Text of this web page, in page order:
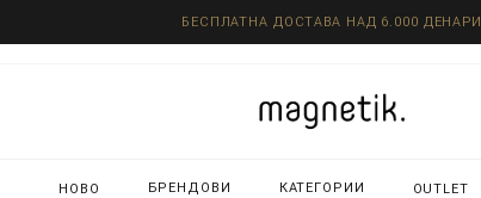
БЕСПЛАТНА ДОСТАВА НАД 6.000 ДЕНАРИ
НОВО БРЕНДОВИ КАТЕГОРИИ OUTLET